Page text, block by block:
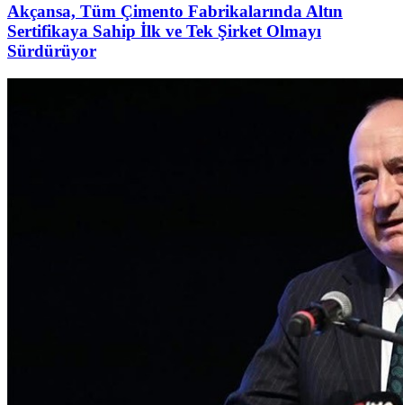
Akçansa, Tüm Çimento Fabrikalarında Altın
Sertifikaya Sahip İlk ve Tek Şirket Olmayı
Sürdürüyor